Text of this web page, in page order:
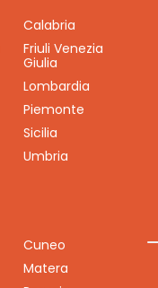
Calabria
Friuli Venezia
Giulia
Lombardia
Piemonte
Sicilia
Umbria
Cuneo
Matera